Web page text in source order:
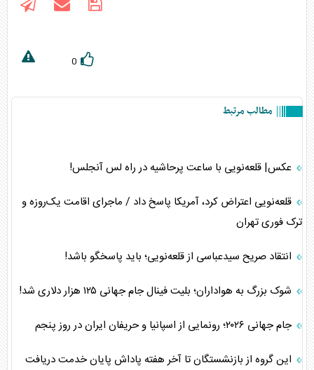
0
مطالب مرتبط
عکس| قلعه‌نویی با ساعت پرحاشیه در راه لس آنجلس!
قلعه‌نویی اعتراض کرد، آمریکا پاسخ داد / ماجرای اقامت یک‌روزه و
ترک فوری تهران
انتقاد صریح سیدعباسی از قلعه‌نویی؛ باید پاسخگو باشد!
شوک بزرگ به هواداران؛ بلیت فینال جام جهانی ۱۲۵ هزار دلاری شد!
جام جهانی ۲۰۲۶؛ رونمایی از اسپانیا و حریفان ایران در روز پنجم
این گروه از بازنشستگان تا آخر هفته پاداش پایان خدمت دریافت